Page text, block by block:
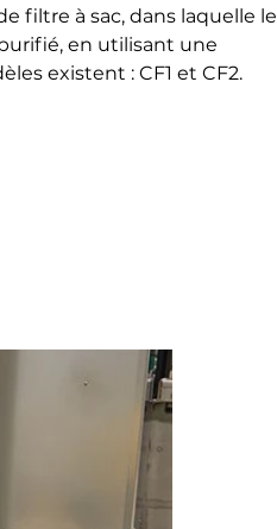
filtre à sac, dans laquelle le
en utilisant une
existent : CF1 et CF2.